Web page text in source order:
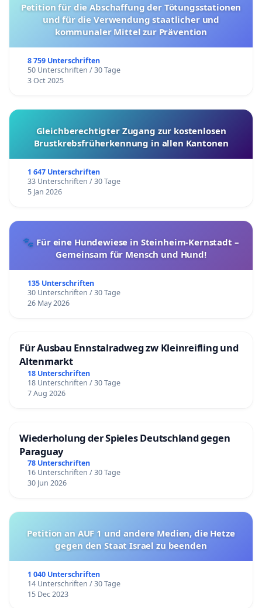
Petition für die Abschaffung der Tötungsstationen
und für die Verwendung staatlicher und
kommunaler Mittel zur Prävention
8 759 Unterschriften
50 Unterschriften / 30 Tage
3 Oct 2025
Gleichberechtigter Zugang zur kostenlosen
Brustkrebsfrüherkennung in allen Kantonen
1 647 Unterschriften
33 Unterschriften / 30 Tage
5 Jan 2026
🐾 Für eine Hundewiese in Steinheim-Kernstadt –
Gemeinsam für Mensch und Hund!
135 Unterschriften
30 Unterschriften / 30 Tage
26 May 2026
Für Ausbau Ennstalradweg zw Kleinreifling und
Altenmarkt
18 Unterschriften
18 Unterschriften / 30 Tage
7 Aug 2026
Wiederholung der Spieles Deutschland gegen
Paraguay
78 Unterschriften
16 Unterschriften / 30 Tage
30 Jun 2026
Petition an AUF 1 und andere Medien, die Hetze
gegen den Staat Israel zu beenden
1 040 Unterschriften
14 Unterschriften / 30 Tage
15 Dec 2023